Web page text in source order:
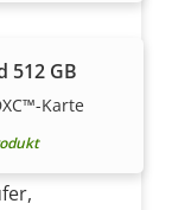
512 GB
Karte